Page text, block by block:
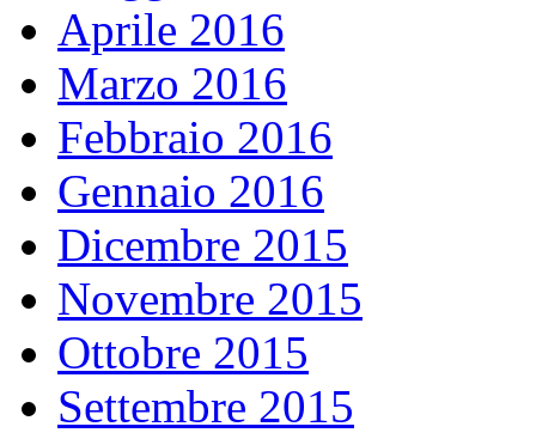
Aprile 2016
Marzo 2016
Febbraio 2016
Gennaio 2016
Dicembre 2015
Novembre 2015
Ottobre 2015
Settembre 2015